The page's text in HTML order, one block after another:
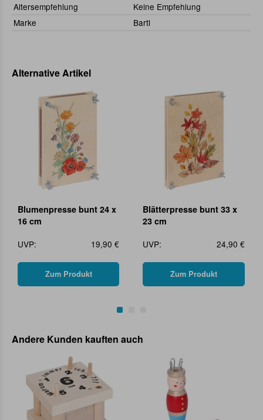
Altersempfehlung
Keine Empfehlung
Marke
Bartl
Alternative Artikel
Blumenpresse bunt 24 x
16 cm
UVP:
19,90 €
Zum Produkt
Blätterpresse bunt 33 x
23 cm
UVP:
24,90 €
Zum Produkt
Andere Kunden kauften auch